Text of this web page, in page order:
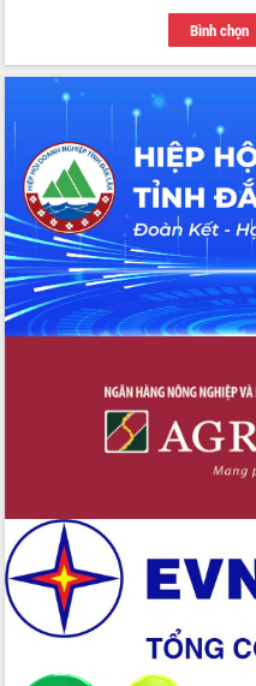
với Tập đoàn Bưu chính Viễn thông
Thứ trưởng Bộ Y tế làm việc với tỉnh
Đắk Lắk về phát triển nhân lực y tế
cho trạm y tế cấp xã
Du lịch Đắk Lắk nâng tầm trải nghiệm
du khách thông qua Hệ thống cơ sở dữ
liệu và Bản đồ số
Tập huấn ứng dụng trí tuệ nhân tạo (AI)
trong thương mại điện tử năm 2026
Đoàn đại biểu Quốc hội tỉnh Đắk Lắk
trao đổi thông tin trước Kỳ họp thứ
nhất, Quốc hội khóa XVI
thông nguồn lực phát triển
Nâng cao hiệu lực, hiệu quả HĐND
tỉnh thông qua hiện đại hóa hành chính
Xã Ea Phê gắn cải cách hành chính với
Phó Chủ tịch Thường trực UBND tỉnh
Hồ Thị Nguyên Thảo làm việc tại Trung
tâm Phục vụ hành chính công xã Ea
Phê
Xây dựng nền hành chính số đồng
hành cùng nông dân dân, doanh nghiệp
Giai đoạn 2026-2030, Đắk Lắk phấn
Bình chọn